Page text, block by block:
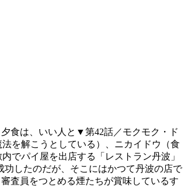
食は、いい人と▼第42話／モクモク・ド
を解こうとしている）、ニカイドウ（食
でパイ屋を出店する「レストラン丹波」
したのだが、そこにはかつて丹波の店で
査員をつとめる煙たちが賞味しているす